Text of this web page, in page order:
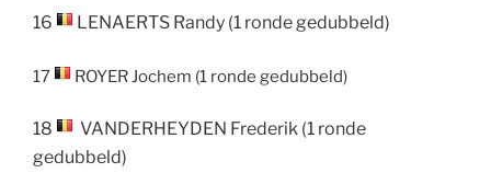
16 LENAERTS Randy (1 ronde gedubbeld)
17 ROYERJochem (1 ronde gedubbeld)
18 VANDERHEYDEN Frederik (1 ronde
gedubbeld)